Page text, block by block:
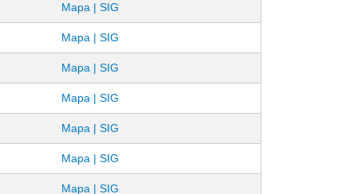
Mapa | SIG
Mapa | SIG
Mapa | SIG
Mapa | SIG
Mapa | SIG
Mapa | SIG
Mapa | SIG